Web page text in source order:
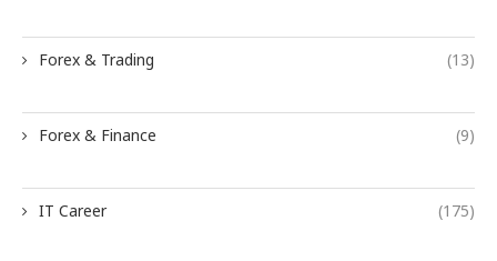
Forex & Trading (13)
Forex & Finance (9)
IT Career (175)